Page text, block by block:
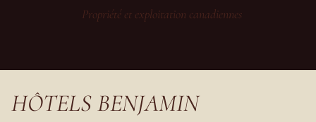
Propriété et exploitation canadiennes
HÔTELS BENJAMIN